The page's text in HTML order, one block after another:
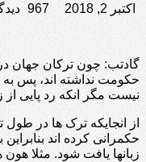
اکتبر 2, 2018 967 دیدگاه
گادتب: چون ترکان جهان
حکومت نداشته اند، پس به
نیست مگر انکه رد پایی
از انجایکه ترک ها در طول
حکمرانی کرده اند بنابراین
زبانها یافت شود. مثلا